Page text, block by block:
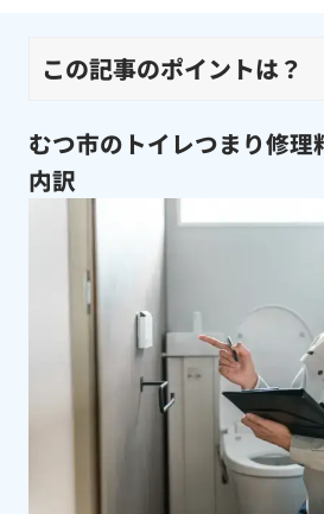
この記事のポイントは？
むつ市のトイレつまり修理
内訳